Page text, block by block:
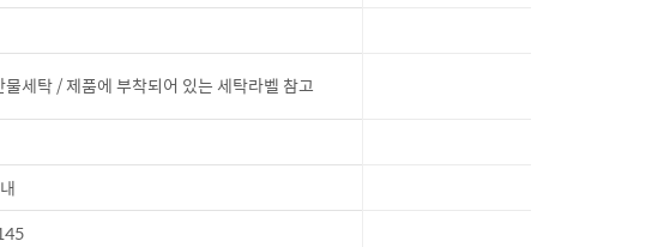
세탁 / 제품에 부착되어 있는 세탁라벨 참고